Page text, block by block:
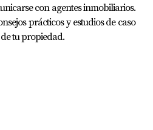
con agentes inmobiliarios.
prácticos y estudios de caso
tu propiedad.